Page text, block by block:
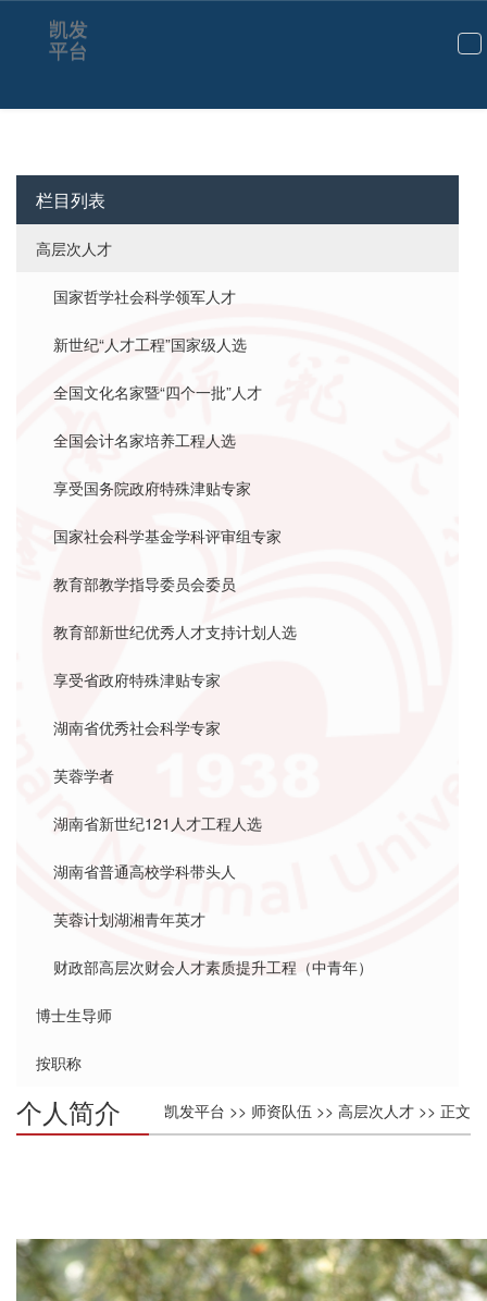
谢志华-凯发平台
切
航
凯发
平台
栏目列表
高层次人才
国家哲学社会科学领军人才
新世纪“人才工程”国家级人选
全国文化名家暨“四个一批”人才
全国会计名家培养工程人选
享受国务院政府特殊津贴专家
国家社会科学基金学科评审组专家
教育部教学指导委员会委员
教育部新世纪优秀人才支持计划人选
享受省政府特殊津贴专家
湖南省优秀社会科学专家
芙蓉学者
湖南省新世纪121人才工程人选
湖南省普通高校学科带头人
芙蓉计划湖湘青年英才
财政部高层次财会人才素质提升工程（中青年）
博士生导师
按职称
凯发平台 >> 师资队伍 >> 高层次人才 >> 正文
个人简介